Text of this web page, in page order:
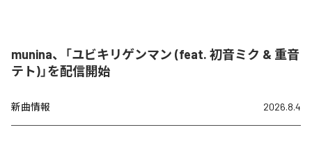
munina、「ユビキリゲンマン (feat. 初音ミク & 重音
テト)」を配信開始
新曲情報 2026.8.4